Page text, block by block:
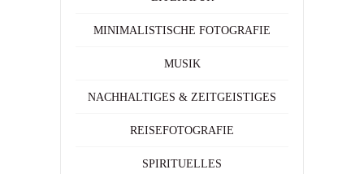
MINIMALISTISCHE FOTOGRAFIE
MUSIK
NACHHALTIGES & ZEITGEISTIGES
REISEFOTOGRAFIE
SPIRITUELLES